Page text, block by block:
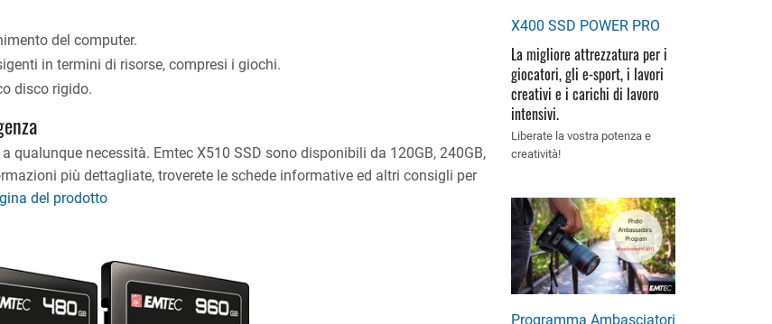
del computer.
in termini di risorse, compresi i giochi.
disco rigido.
qualunque necessità. Emtec X510 SSD sono disponibili da 120GB, 240GB,
più dettagliate, troverete le schede informative ed altri consigli per
del prodotto
X400 SSD POWER PRO
La migliore attrezzatura per i
giocatori, gli e-sport, i lavori
creativi e i carichi di lavoro
intensivi.
Liberate la vostra potenza e
creatività!
Programma Ambasciatori